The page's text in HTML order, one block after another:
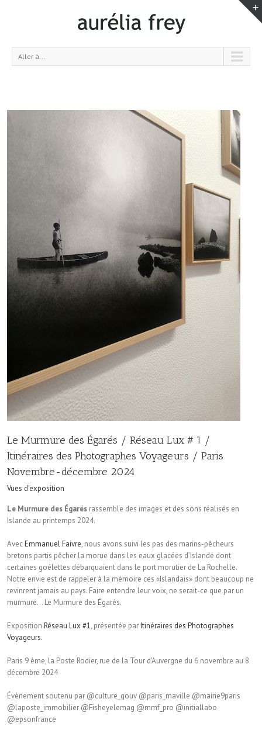
Aller à...
Le Murmure des Égarés / Réseau Lux # 1 /
Itinéraires des Photographes Voyageurs / Paris
Novembre-décembre 2024
Vues d'exposition
Le Murmure des Égarés rassemble des images et des sons réalisés en
Islande au printemps 2024.
AvecEmmanuel Faivre, nous avons suivi les pas des marins-pêcheurs
bretons partis pêcher la morue dans les eaux glacées d’Islande dont
certaines goélettes débarquaient dans le port morutier de La Rochelle.
Notre envie est de rappeler à la mémoire ces «Islandais» dont beaucoup ne
revinrent jamais au pays. Faire entendre leur voix, ne serait-ce que par un
murmure… Le Murmure des Égarés.
Exposition Réseau Lux #1, présentée parItinéraires des Photographes
Voyageurs.
Paris 9 ème, la Poste Rodier, rue de la Tour d’Auvergne du 6 novembre au 8
décembre 2024
Évènement soutenu par @culture_gouv @paris_maville @mairie9paris
@laposte_immobilier @Fisheyelemag @mmf_pro @initiallabo
@epsonfrance